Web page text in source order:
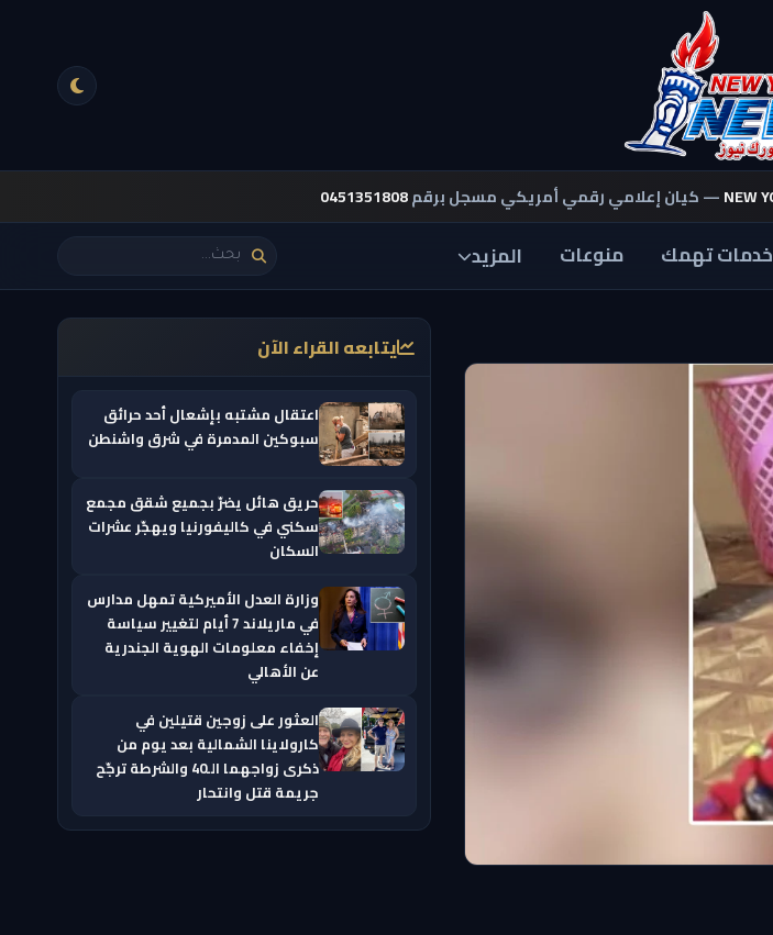
NEW— كيان إعلامي رقمي أمريكي مسجل برقم0451351808
خدمات تهمك منوعات المزيد
يتابعه القراء الآن
اعتقال مشتبه بإشعال أحد حرائق
سبوكين المدمرة في شرق واشنطن
حريق هائل يضرّ بجميع شقق مجمع
سكني في كاليفورنيا ويهجّر عشرات
السكان
وزارة العدل الأميركية تمهل مدارس
في ماريلاند 7 أيام لتغيير سياسة
إخفاء معلومات الهوية الجندرية
عن الأهالي
العثور على زوجين قتيلين في
كارولاينا الشمالية بعد يوم من
ذكرى زواجهما الـ40 والشرطة ترجّح
جريمة قتل وانتحار